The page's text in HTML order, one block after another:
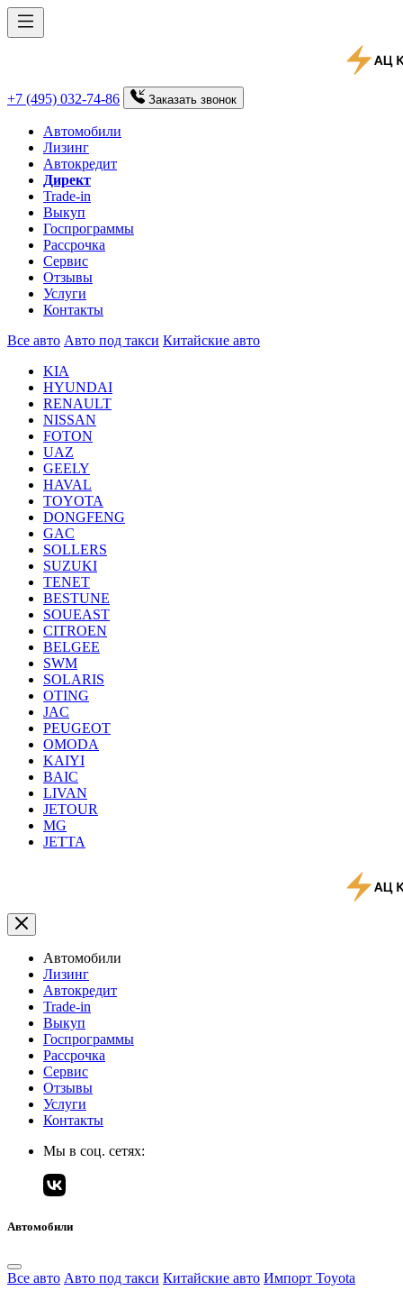
+7 (495) 032-74-86 Заказать звонок
Автомобили
Лизинг
Автокредит
Директ
Trade-in
Выкуп
Госпрограммы
Рассрочка
Сервис
Отзывы
Услуги
Контакты
Все авто Авто под такси Китайские авто
KIA
HYUNDAI
RENAULT
NISSAN
FOTON
UAZ
GEELY
HAVAL
TOYOTA
DONGFENG
GAC
SOLLERS
SUZUKI
TENET
BESTUNE
SOUEAST
CITROEN
BELGEE
SWM
SOLARIS
OTING
JAC
PEUGEOT
OMODA
KAIYI
BAIC
LIVAN
JETOUR
MG
JETTA
Автомобили
Лизинг
Автокредит
Trade-in
Выкуп
Госпрограммы
Рассрочка
Сервис
Отзывы
Услуги
Контакты
Мы в соц. сетях:
Автомобили
Все авто Авто под такси Китайские авто Импорт Toyota